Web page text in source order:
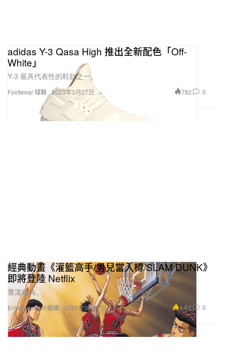
Footwear 球鞋
adidas Y-3 Qasa High 推出全新配色「Off-
White」
Y-3 最具代表性的鞋款之一。
2023年3月27日 782 0
Entertainment 娛樂
經典動畫《灌籃高手/男兒當入樽/SLAM DUNK》
即將登陸 Netflix
重溫經典。
2023年3月27日 4.8K 0